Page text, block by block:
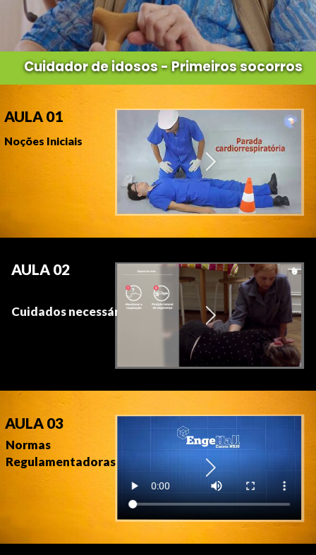
Cuidador de idosos - Primeiros socorros
Noções Iniciais
AULA 01
Cuidadosnecessários
AULA 02
AULA 03
Normas
Regulamentadoras